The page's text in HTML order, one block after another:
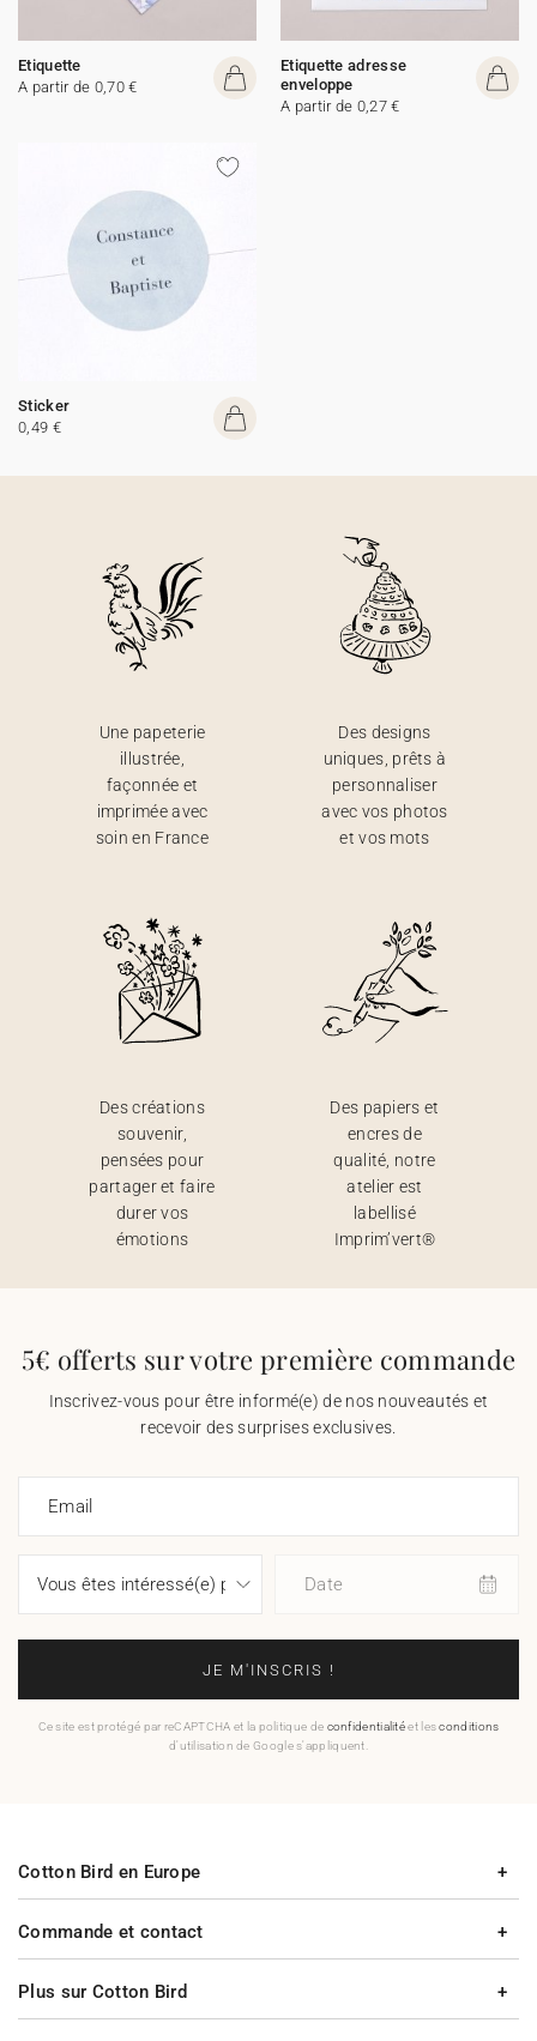
Etiquette
A partir de 0,70 €
Etiquette adresse
enveloppe
A partir de 0,27 €
Sticker
0,49 €
Une papeterie
illustrée,
façonnée et
imprimée avec
soin en France
Des designs
uniques, prêts à
personnaliser
avec vos photos
et vos mots
Des créations
souvenir,
pensées pour
partager et faire
durer vos
émotions
Des papiers et
encres de
qualité, notre
atelier est
labellisé
Imprim’vert®
5€ offerts sur votre première commande
Inscrivez-vous pour être informé(e) de nos nouveautés et
recevoir des surprises exclusives.
Email
Date
JE M'INSCRIS !
Ce site est protégé par reCAPTCHA et la politique de confidentialitéet lesconditions
d'utilisation de Google s'appliquent.
Commande et contact
Plus sur Cotton Bird
Cotton Bird en Europe